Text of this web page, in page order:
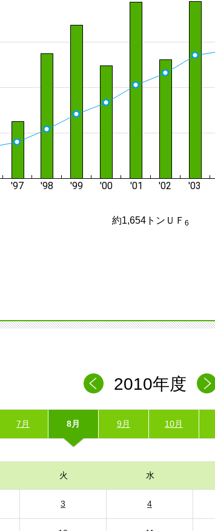
約1,654トンＵＦ 6
2010年度
7月 8月 9月 10月
火 水
3 4